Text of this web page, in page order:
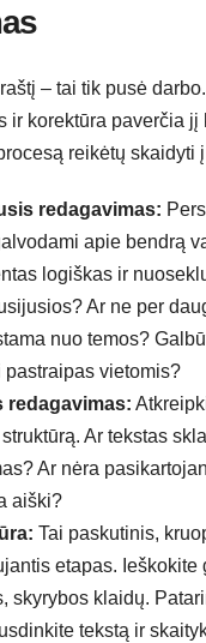
– tai tik pusė darbo.
ir korektūra paverčia jį
reikėtų skaidyti
redagavimas:
apie bendrą
logiškas ir
Ar ne per
nuo temos?
pastraipas vietomis?
redagavimas:
Ar tekstas
Ar nėra
aiški?
Tai paskutinis,
etapas. Ieškokite
skyrybos klaidų.
tekstą ir